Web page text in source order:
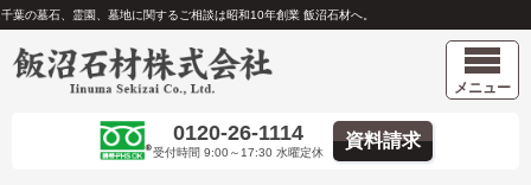
千葉の墓石、霊園、墓地に関するご相談は昭和10年創業 飯沼石材へ。
メニュー
0120-26-1114
受付時間 9:00～17:30 水曜定休
資料請求